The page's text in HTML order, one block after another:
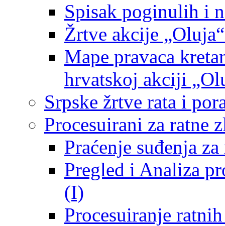
Spisak poginulih i
Žrtve akcije
Mape pravaca
hrvatskoj akciji
Srpske žrtve rata i
Procesuirani za ratne
Praćenje suđenja
Pregled i Analiza
(I)
Procesuiranje